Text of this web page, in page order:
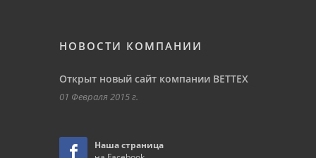
НОВОСТИ КОМПАНИИ
Открыт новый сайт компании ВЕТТЕХ
01 Февраля 2015 г.
Наша страница